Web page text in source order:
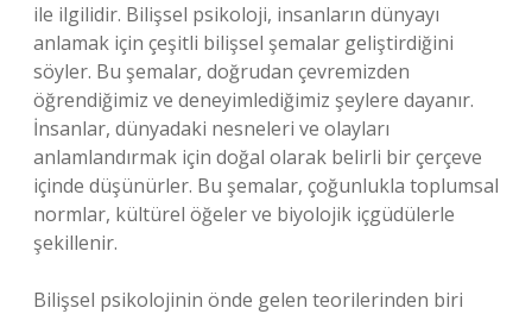
ile ilgilidir. Bilişsel psikoloji, insanların dünyayı
anlamak için çeşitli bilişsel şemalar geliştirdiğini
söyler. Bu şemalar, doğrudan çevremizden
öğrendiğimiz ve deneyimlediğimiz şeylere dayanır.
İnsanlar, dünyadaki nesneleri ve olayları
anlamlandırmak için doğal olarak belirli bir çerçeve
içinde düşünürler. Bu şemalar, çoğunlukla toplumsal
normlar, kültürel öğeler ve biyolojik içgüdülerle
şekillenir.
Bilişsel psikolojinin önde gelen teorilerinden biri